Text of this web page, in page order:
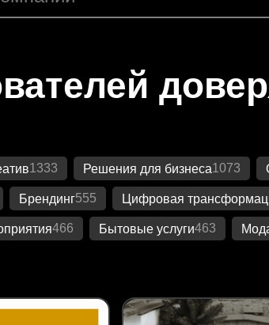
1333 Решения для бизнеса1073
Брендинг555 Цифровая
466 Бытовые услуги463